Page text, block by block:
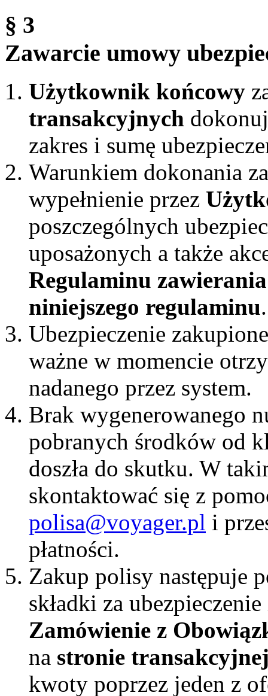
§ 3
Zawarcie umowy
Użytkownik końcowy
transakcyjnych
zakres i sumę
Warunkiem dokonania
wypełnienie przez
poszczególnych
uposażonych a także
Regulaminu
niniejszego regulaminu.
Ubezpieczenie
ważne w momencie
nadanego przez system.
Brak wygenerowanego
pobranych środków od
doszła do skutku. W
skontaktować się z
polisa@voyager.pl i
płatności.
Zakup polisy następuje
składki za
Zamówienie z
na stronie
kwoty poprzez jeden z